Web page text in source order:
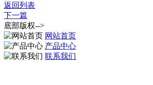
返回列表
下一篇
底部版权-->
网站首页
产品中心
联系我们